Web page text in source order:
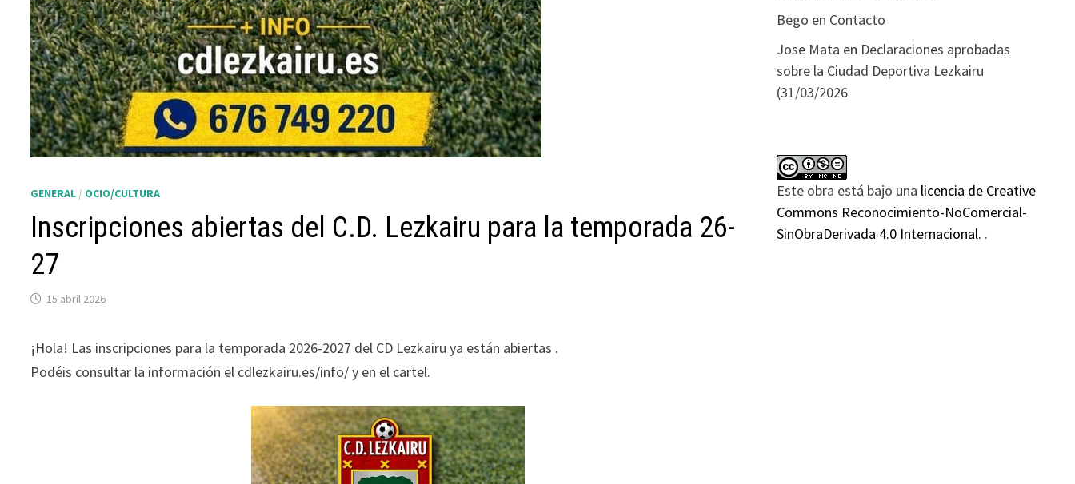
GENERAL / OCIO/CULTURA
Inscripciones abiertas del C.D. Lezkairu para la temporada 26-
27
15 abril 2026
¡Hola! Las inscripciones para la temporada 2026-2027 del CD Lezkairu ya están abiertas .
Podéis consultar la información el cdlezkairu.es/info/ y en el cartel.
Bego en Contacto
Jose Mata en Declaraciones aprobadas
sobre la Ciudad Deportiva Lezkairu
(31/03/2026
Este obra está bajo una licencia de Creative
Commons Reconocimiento-NoComercial-
SinObraDerivada 4.0 Internacional. .